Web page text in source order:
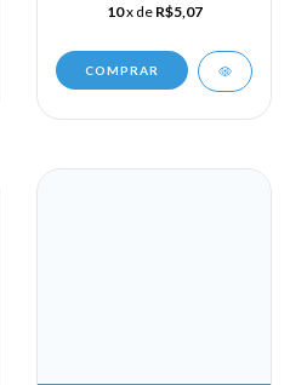
10x de R$5,07
COMPRAR